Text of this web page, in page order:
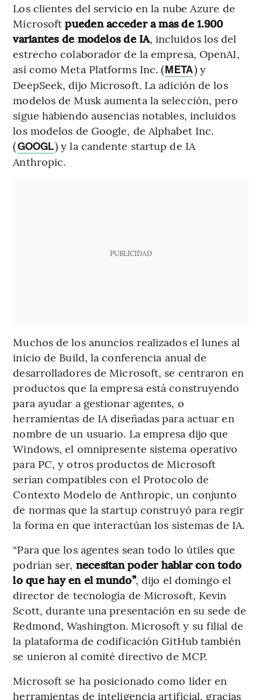
Los clientes del servicio en la nube Azure de
Microsoftpueden acceder a más de 1.900
variantes de modelos de IA, incluidos los del
estrecho colaborador de la empresa, OpenAI,
así como Meta Platforms Inc. (META) y
DeepSeek, dijo Microsoft. La adición de los
modelos de Musk aumenta la selección, pero
sigue habiendo ausencias notables, incluidos
los modelos de Google, de Alphabet Inc.
(GOOGL) y la candente startup de IA
Anthropic.
PUBLICIDAD
Muchos de los anuncios realizados el lunes al
inicio de Build, la conferencia anual de
desarrolladores de Microsoft, se centraron en
productos que la empresa está construyendo
para ayudar a gestionar agentes, o
herramientas de IA diseñadas para actuar en
nombre de un usuario. La empresa dijo que
Windows, el omnipresente sistema operativo
para PC, y otros productos de Microsoft
serían compatibles con el Protocolo de
Contexto Modelo de Anthropic, un conjunto
de normas que la startup construyó para regir
la forma en que interactúan los sistemas de IA.
“Para que los agentes sean todo lo útiles que
podrían ser, necesitan poder hablar con todo
lo que hay en el mundo”, dijo el domingo el
director de tecnología de Microsoft, Kevin
Scott, durante una presentación en su sede de
Redmond, Washington. Microsoft y su filial de
la plataforma de codificación GitHub también
se unieron al comité directivo de MCP.
Microsoft se ha posicionado como líder en
herramientas de inteligencia artificial, gracias